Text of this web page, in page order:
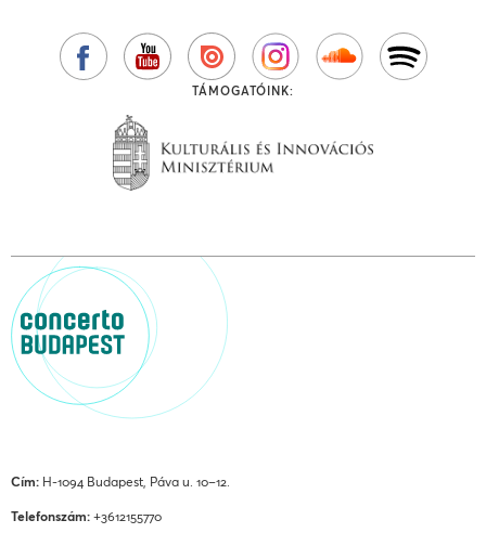
TÁMOGATÓINK:
Cím: H-1094 Budapest, Páva u. 10–12.
Telefonszám: +3612155770